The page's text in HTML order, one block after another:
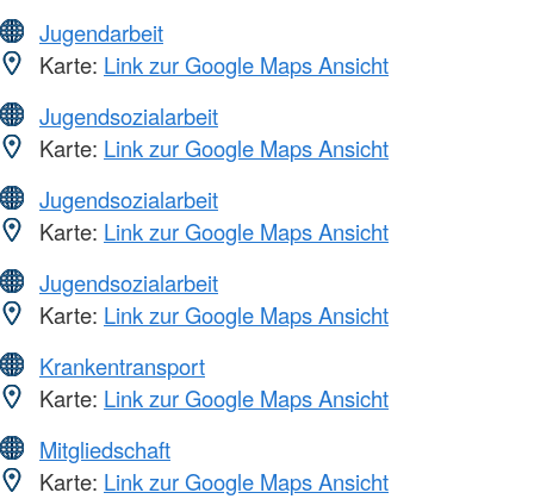
Jugendarbeit
Karte: Link zur Google Maps Ansicht
Jugendsozialarbeit
Karte: Link zur Google Maps Ansicht
Jugendsozialarbeit
Karte: Link zur Google Maps Ansicht
Jugendsozialarbeit
Karte: Link zur Google Maps Ansicht
Krankentransport
Karte: Link zur Google Maps Ansicht
Mitgliedschaft
Karte: Link zur Google Maps Ansicht